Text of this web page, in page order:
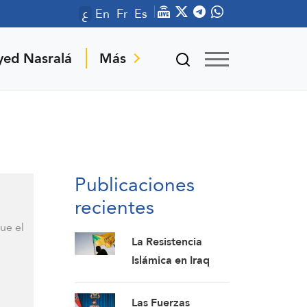
ع En Fr Es
Nasralá Más
el
Publicaciones
recientes
La Resistencia
Islámica en Iraq
respuesta a la
Las Fuerzas